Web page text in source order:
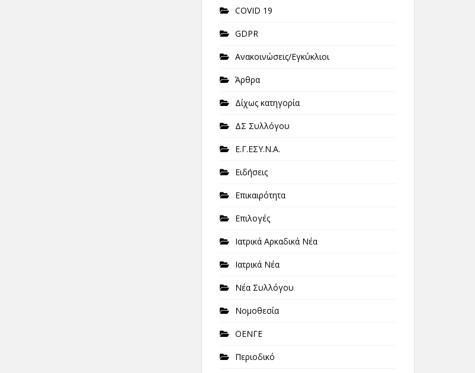
COVID 19
GDPR
Ανακοινώσεις/Εγκύκλιοι
Άρθρα
Δίχως κατηγορία
ΔΣ Συλλόγου
Ε.Γ.ΕΣΥ.Ν.Α.
Ειδήσεις
Επικαιρότητα
Επιλογές
Ιατρικά Αρκαδικά Νέα
Ιατρικά Νέα
Νέα Συλλόγου
Νομοθεσία
ΟΕΝΓΕ
Περιοδικό